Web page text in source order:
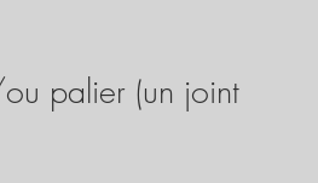
palier (un joint